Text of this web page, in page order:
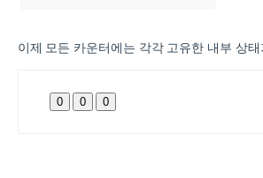
이제 모든 카운터에는 각각 고유한 내부 상태
0 0 0